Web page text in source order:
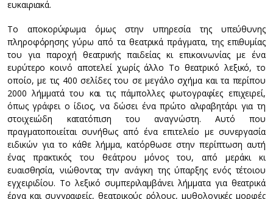
ευκαιριακά.
Το αποκορύφωμα όμως στην υπηρεσία της υπεύθυνης
πληροφόρησης γύρω από τα θεατρικά πράγματα, της επιθυμίας
του για παροχή θεατρικής παιδείας κι επικοινωνίας με ένα
ευρύτερο κοινό αποτελεί χωρίς άλλο Το θεατρικό λεξικό, το
οποίο, με τις 400 σελίδες του σε μεγάλο σχήμα και τα περίπου
2000 λήμματά του και τις πάμπολλες φωτογραφίες επιχειρεί,
όπως γράφει ο ίδιος, να δώσει ένα πρώτο αλφαβητάρι για τη
στοιχειώδη κατατόπιση του αναγνώστη. Αυτό που
πραγματοποιείται συνήθως από ένα επιτελείο με συνεργασία
ειδικών για το κάθε λήμμα, κατόρθωσε στην περίπτωση αυτή
ένας πρακτικός του θεάτρου μόνος του, από μεράκι κι
ευαισθησία, νιώθοντας την ανάγκη της ύπαρξης ενός τέτοιου
εγχειριδίου. Το λεξικό συμπεριλαμβάνει λήμματα για θεατρικά
έργα και συγγραφείς, θεατρικούς ρόλους, μυθολογικές μορφές